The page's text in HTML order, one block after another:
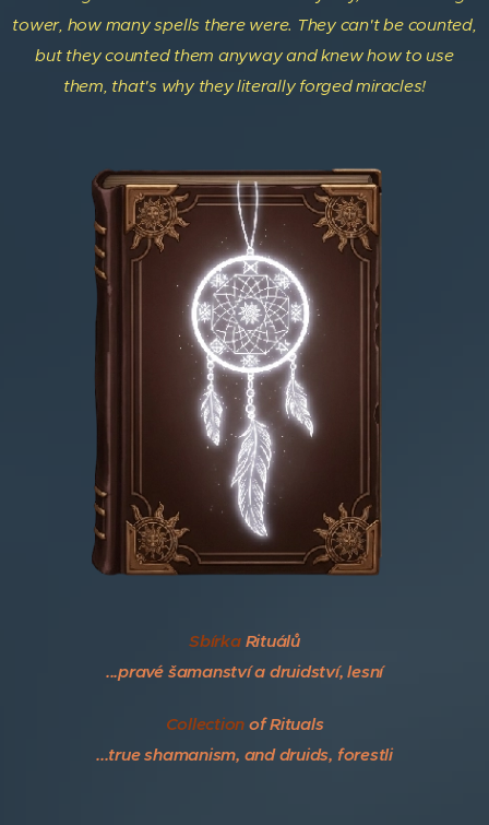
tower, how many spells there were. They can't be counted,
but they counted them anyway and knew how to use
them, that's why they literally forged miracles!
Sbírka Rituálů
...pravé šamanství a druidství, lesní
Collection of Rituals
...true shamanism, and druids, forestli